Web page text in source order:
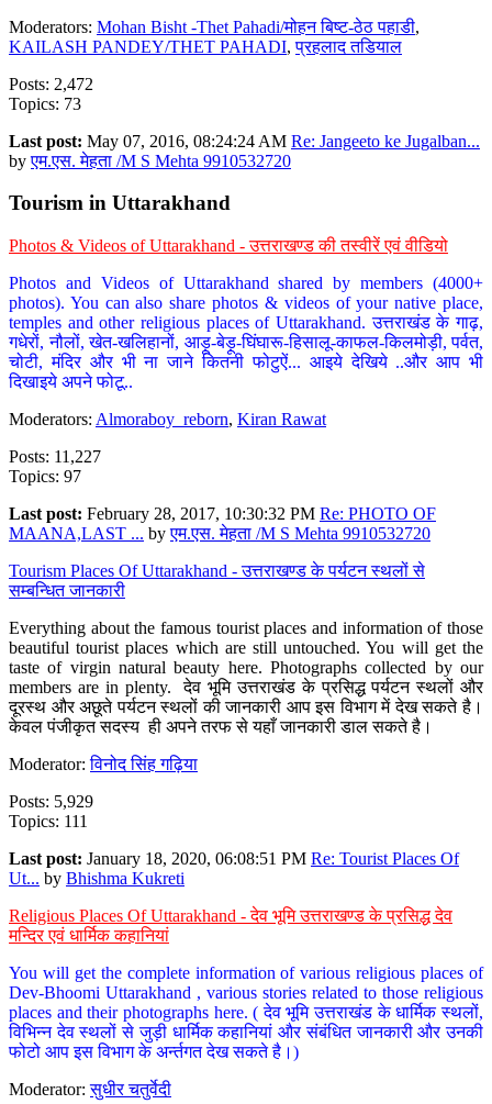
Moderators: Mohan Bisht -Thet Pahadi/मोहन बिष्ट-ठेठ पहाडी,
KAILASH PANDEY/THET PAHADI,प्रहलाद तडियाल
Posts: 2,472
Topics: 73
Last post: May 07, 2016, 08:24:24 AM Re: Jangeeto ke Jugalban...
byएम.एस. मेहता /M S Mehta 9910532720
Tourism in Uttarakhand
Photos & Videos of Uttarakhand - उत्तराखण्ड की तस्वीरें एवं वीडियो
Photos and Videos of Uttarakhand shared by members (4000+
photos). You can also share photos & videos of your native place,
temples and other religious places of Uttarakhand. उत्तराखंड के गाढ़,
गधेरों, नौलों, खेत-खलिहानों, आड़ू-बेड़ू-घिंघारू-हिसालू-काफल-किलमोड़ी, पर्वत,
चोटी, मंदिर और भी ना जाने कितनी फोटुऐं... आइये देखिये ..और आप भी
दिखाइये अपने फोटू..
Moderators: Almoraboy_reborn, Kiran Rawat
Posts: 11,227
Topics: 97
Last post: February 28, 2017, 10:30:32 PM Re: PHOTO OF
MAANA,LAST ... byएम.एस. मेहता /M S Mehta 9910532720
Tourism Places Of Uttarakhand - उत्तराखण्ड के पर्यटन स्थलों से
सम्बन्धित जानकारी
Everything about the famous tourist places and information of those
beautiful tourist places which are still untouched. You will get the
taste of virgin natural beauty here. Photographs collected by our
members are in plenty. देव भूमि उत्तराखंड के प्रसिद्ध पर्यटन स्थलों और
दूरस्थ और अछूते पर्यटन स्थलों की जानकारी आप इस विभाग में देख सकते है।
केवल पंजीकृत सदस्य ही अपने तरफ से यहाँ जानकारी डाल सकते है।
Moderator:विनोद सिंह गढ़िया
Posts: 5,929
Topics: 111
Last post: January 18, 2020, 06:08:51 PM Re: Tourist Places Of
Ut... by Bhishma Kukreti
Religious Places Of Uttarakhand - देव भूमि उत्तराखण्ड के प्रसिद्ध देव
मन्दिर एवं धार्मिक कहानियां
You will get the complete information of various religious places of
Dev-Bhoomi Uttarakhand , various stories related to those religious
places and their photographs here. ( देव भूमि उत्तराखंड के धार्मिक स्थलों,
विभिन्न देव स्थलों से जुड़ी धार्मिक कहानियां और संबंधित जानकारी और उनकी
फोटो आप इस विभाग के अर्न्तगत देख सकते है।)
Moderator:सुधीर चतुर्वेदी